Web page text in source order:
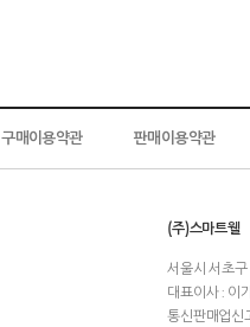
구매이용약관 판매이용약관
(주)스마트웰
서울시 서초
대표이사 :
통신판매업